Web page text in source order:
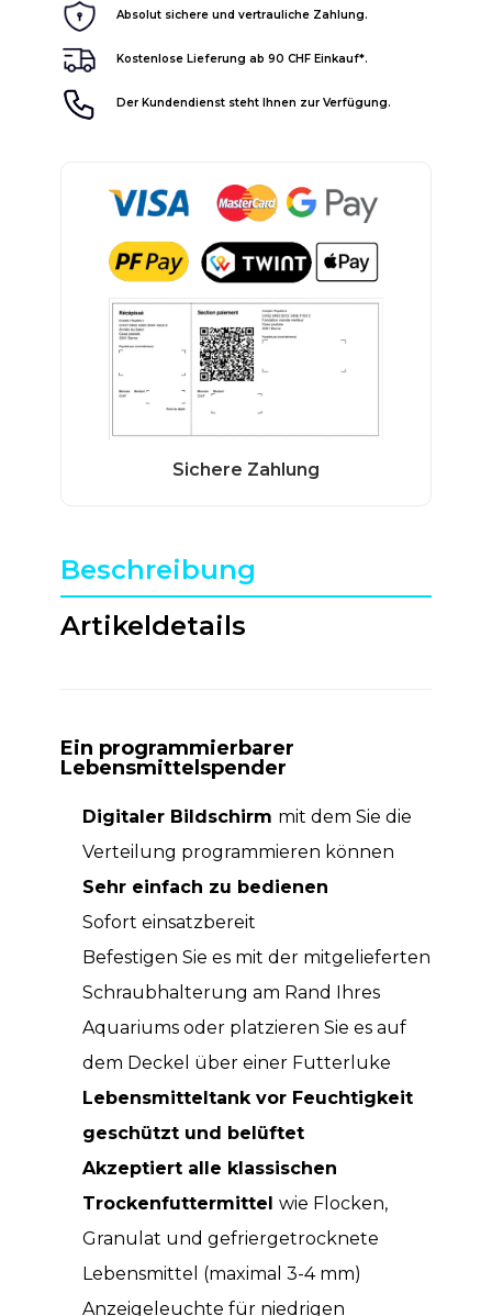
Absolut sichere und vertrauliche Zahlung.
Kostenlose Lieferung ab 90 CHF Einkauf*.
Der Kundendienst steht Ihnen zur Verfügung.
Beschreibung
Artikeldetails
Ein programmierbarer
Lebensmittelspender
Digitaler Bildschirm mit dem Sie die
Verteilung programmieren können
Sehr einfach zu bedienen
Sofort einsatzbereit
Befestigen Sie es mit der mitgelieferten
Schraubhalterung am Rand Ihres
Aquariums oder platzieren Sie es auf
dem Deckel über einer Futterluke
Lebensmitteltank vor Feuchtigkeit
geschützt und belüftet
Akzeptiert alle klassischen
Trockenfuttermittel wie Flocken,
Granulat und gefriergetrocknete
Lebensmittel (maximal 3-4 mm)
Anzeigeleuchte für niedrigen